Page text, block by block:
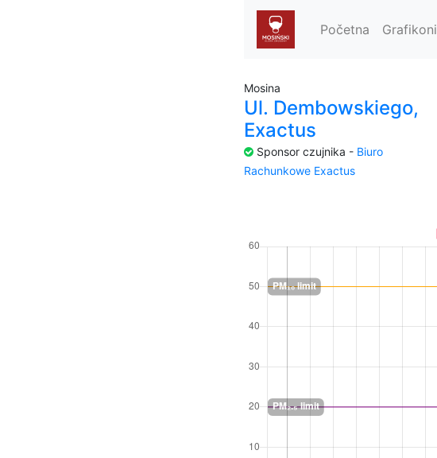
Početna Grafikoni
Mosina
Ul. Dembowskiego,
Exactus
Sponsor czujnika - Biuro
Rachunkowe Exactus